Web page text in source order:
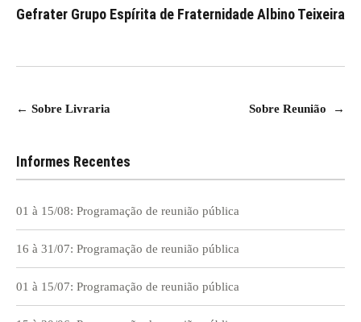
Gefrater Grupo Espírita de Fraternidade Albino Teixeira
Navegação
Post
← Sobre Livraria Sobre Reunião →
Informes Recentes
01 à 15/08: Programação de reunião pública
16 à 31/07: Programação de reunião pública
01 à 15/07: Programação de reunião pública